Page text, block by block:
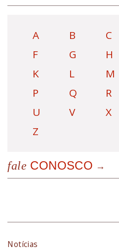
A B C
F
G H
K
L M
P
Q R
U
V X
Z
fale CONOSCO
Notícias